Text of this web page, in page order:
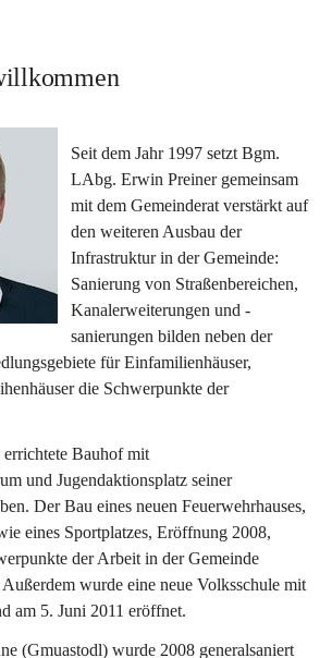
Seit dem Jahr 1997 setzt Bgm.
LAbg. Erwin Preiner gemeinsam
mit dem Gemeinderat verstärkt auf
den weiteren Ausbau der
Infrastruktur in der Gemeinde:
Sanierung von Straßenbereichen,
Kanalerweiterungen und -
sanierungen bilden neben der
für Einfamilienhäuser,
die Schwerpunkte der
Bauhof mit
und Jugendaktionsplatz seiner
Der Bau eines neuen Feuerwehrhauses,
eines Sportplatzes, Eröffnung 2008,
der Arbeit in der Gemeinde
wurde eine neue Volksschule mit
am 5. Juni 2011 eröffnet.
(Gmuastodl) wurde 2008 generalsaniert